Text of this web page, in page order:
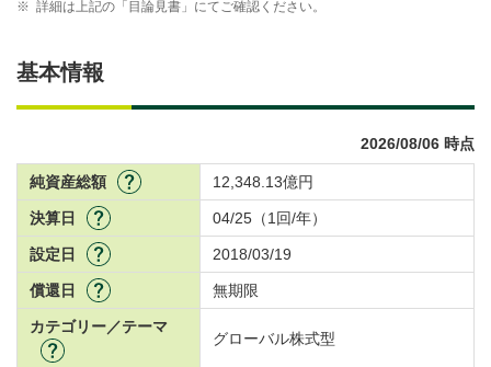
※ 詳細は上記の「目論見書」にてご確認ください。
基本情報
2026/08/06 時点
純資産総額 12,348.13億円
決算日 04/25（1回/年）
設定日 2018/03/19
償還日 無期限
カテゴリー／テーマ
グローバル株式型